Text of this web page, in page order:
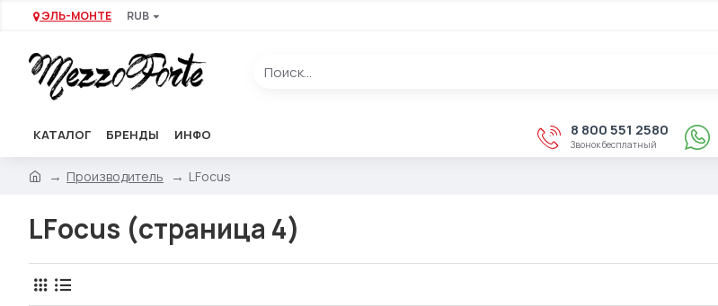
ЭЛЬ-МОНТЕ RUB
КАТАЛОГ БРЕНДЫ ИНФО 8 800 551 2580
Звонок бесплатный
Производитель LFocus
LFocus (страница 4)